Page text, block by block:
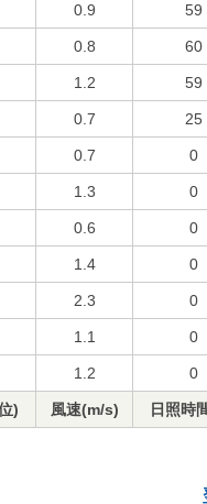
0.9 59
0.8 60
1.2 59
0.7 25
0.7 0
1.3 0
0.6 0
1.4 0
2.3 0
1.1 0
1.2 0
) 風速(m/s) 日照時